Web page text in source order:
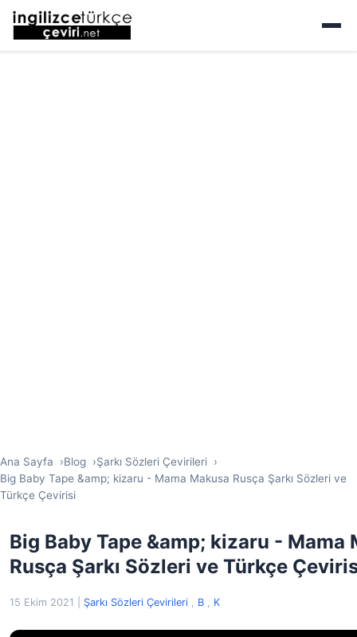
Ana Sayfa Blog
Şarkı Sözleri Çevirileri
Big Baby Tape &amp; kizaru - Mama Makusa Rusça Şarkı Sözleri ve
Türkçe Çevirisi
Big Baby Tape &amp; kizaru - Mama
Rusça Şarkı Sözleri ve Türkçe
15 Ekim 2021 Şarkı Sözleri Çevirileri , B , K